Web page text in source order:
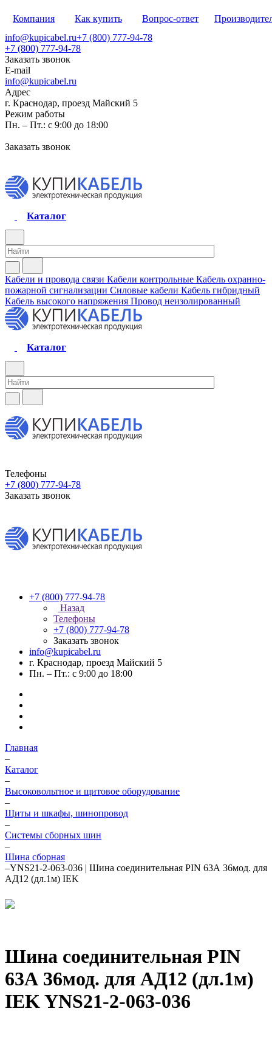
Компания Как купить Вопрос-ответ
info@kupicabel.ru+7 (800) 777-94-78
+7 (800) 777-94-78
Заказать звонок
E-mail
info@kupicabel.ru
Адрес
г. Краснодар, проезд Майский 5
Режим работы
Пн. – Пт.: с 9:00 до 18:00
Заказать звонок
Каталог
Кабели и провода связи Кабели контрольные Кабель охранно-
пожарной сигнализации Силовые кабели Кабель гибридный
Кабель высокого напряжения Провод неизолированный
Каталог
Телефоны
+7 (800) 777-94-78
Заказать звонок
+7 (800) 777-94-78
Назад
Телефоны
+7 (800) 777-94-78
Заказать звонок
info@kupicabel.ru
г. Краснодар, проезд Майский 5
Пн. – Пт.: с 9:00 до 18:00
Главная
–
Каталог
–
Высоковольтное и щитовое оборудование
–
Щиты и шкафы, шинопровод
–
Системы сборных шин
–
Шина сборная
–YNS21-2-063-036 | Шина соединительная PIN 63А 36мод. для
АД12 (дл.1м) IEK
Шина соединительная PIN
63А 36мод. для АД12 (дл.1м)
IEK YNS21-2-063-036